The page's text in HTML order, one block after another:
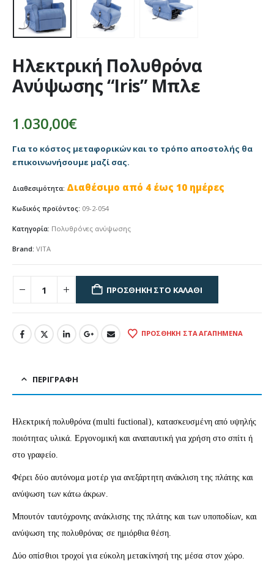
Ηλεκτρική Πολυθρόνα
Ανύψωσης “Iris” Μπλε
1.030,00€
Για το κόστος μεταφορικών και το τρόπο αποστολής θα
επικοινωνήσουμε μαζί σας.
Διαθεσιμότητα: Διαθέσιμο από 4 έως 10 ημέρες
Κωδικός προϊόντος: 09-2-054
Κατηγορία: Πολυθρόνες ανύψωσης
Brand: VITA
ΠΡΟΣΘΉΚΗ ΣΤΟ ΚΑΛΆΘΙ
ΠΡΟΣΘΉΚΗ ΣΤΑ ΑΓΑΠΗΜΈΝΑ
ΠΕΡΙΓΡΑΦΉ
Ηλεκτρική πολυθρόνα (multi fuctional), κατασκευσμένη από υψηλής
ποιότητας υλικά. Εργονομική και αναπαυτική για χρήση στο σπίτι ή
στο γραφείο.
Φέρει δύο αυτόνομα μοτέρ για ανεξάρτητη ανάκλιση της πλάτης και
ανύψωση των κάτω άκρων.
Μπουτόν ταυτόχρονης ανάκλισης της πλάτης και των υποποδίων, και
ανύψωση της πολυθρόνας σε ημιόρθια θέση.
Δύο οπίσθιοι τροχοί για εύκολη μετακίνησή της μέσα στον χώρο.